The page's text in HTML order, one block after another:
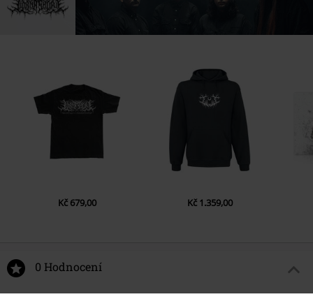
Kč 679,00 Kč 1.359,00
0 Hodnocení